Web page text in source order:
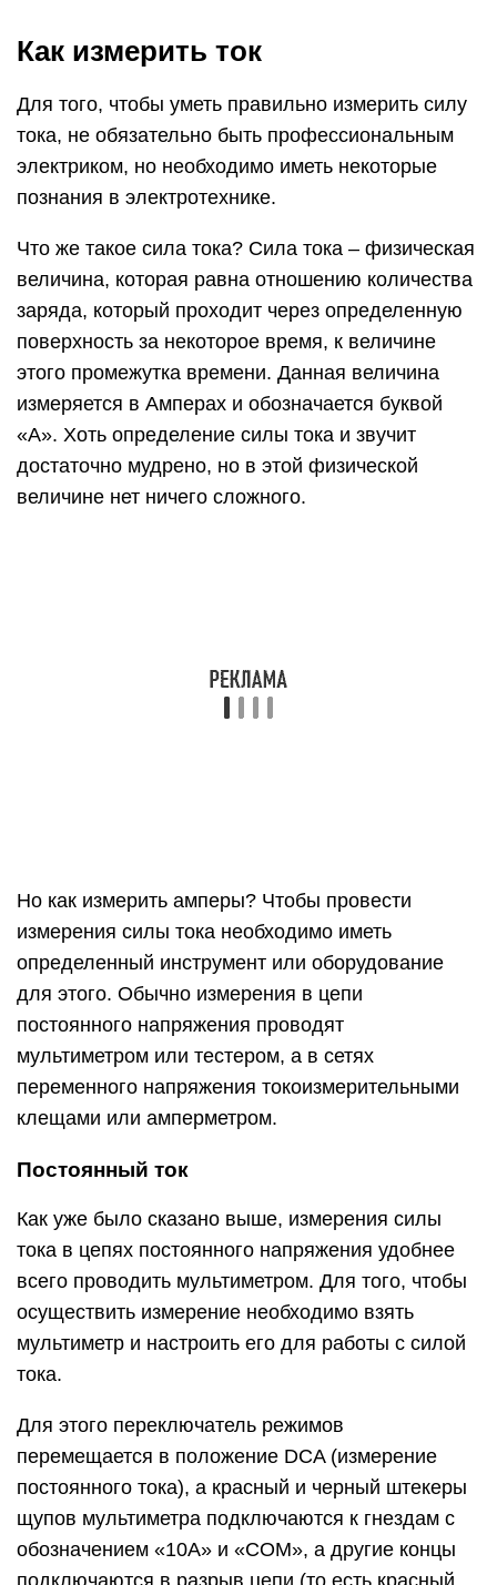
Как измерить ток
Для того, чтобы уметь правильно измерить силу
тока, не обязательно быть профессиональным
электриком, но необходимо иметь некоторые
познания в электротехнике.
Что же такое сила тока? Сила тока – физическая
величина, которая равна отношению количества
заряда, который проходит через определенную
поверхность за некоторое время, к величине
этого промежутка времени. Данная величина
измеряется в Амперах и обозначается буквой
«А». Хоть определение силы тока и звучит
достаточно мудрено, но в этой физической
величине нет ничего сложного.
Но как измерить амперы? Чтобы провести
измерения силы тока необходимо иметь
определенный инструмент или оборудование
для этого. Обычно измерения в цепи
постоянного напряжения проводят
мультиметром или тестером, а в сетях
переменного напряжения токоизмерительными
клещами или амперметром.
Постоянный ток
Как уже было сказано выше, измерения силы
тока в цепях постоянного напряжения удобнее
всего проводить мультиметром. Для того, чтобы
осуществить измерение необходимо взять
мультиметр и настроить его для работы с силой
тока.
Для этого переключатель режимов
перемещается в положение DCA (измерение
постоянного тока), а красный и черный штекеры
щупов мультиметра подключаются к гнездам с
обозначением «10А» и «COM», а другие концы
подключаются в разрыв цепи (то есть красный